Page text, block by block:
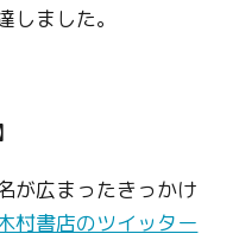
ました。
が広まったきっかけ
村書店のツイッター